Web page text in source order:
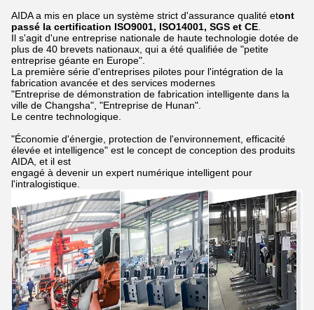
AIDA a mis en place un système strict d'assurance qualité etont
passé la certification ISO9001, ISO14001, SGS et CE
Il s'agit d'une entreprise nationale de haute technologie dotée de
plus de 40 brevets nationaux, qui a été qualifiée de "petite
entreprise géante en Europe".
La première série d'entreprises pilotes pour l'intégration de la
fabrication avancée et des services modernes
"Entreprise de démonstration de fabrication intelligente dans la
ville de Changsha", "Entreprise de Hunan".
Le centre technologique.
"Économie d'énergie, protection de l'environnement, efficacité
élevée et intelligence" est le concept de conception des produits
AIDA, et il est
engagé à devenir un expert numérique intelligent pour
l'intralogistique.